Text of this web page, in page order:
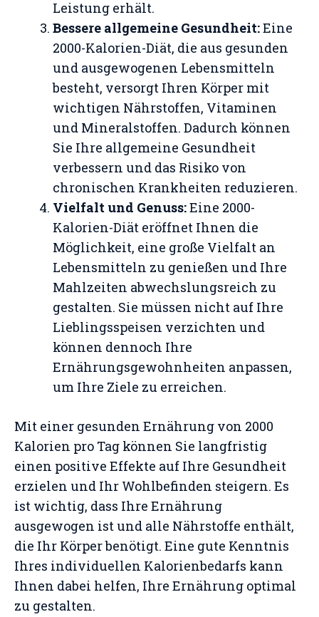
Leistung erhält.
Bessere allgemeine Gesundheit:Eine
2000-Kalorien-Diät, die aus gesunden
und ausgewogenen Lebensmitteln
besteht, versorgt Ihren Körper mit
wichtigen Nährstoffen, Vitaminen
und Mineralstoffen. Dadurch können
Sie Ihre allgemeine Gesundheit
verbessern und das Risiko von
chronischen Krankheiten reduzieren.
Vielfalt und Genuss:Eine 2000-
Kalorien-Diät eröffnet Ihnen die
Möglichkeit, eine große Vielfalt an
Lebensmitteln zu genießen und Ihre
Mahlzeiten abwechslungsreich zu
gestalten. Sie müssen nicht auf Ihre
Lieblingsspeisen verzichten und
können dennoch Ihre
Ernährungsgewohnheiten anpassen,
um Ihre Ziele zu erreichen.
Mit einer gesunden Ernährung von 2000
Kalorien pro Tag können Sie langfristig
einen positive Effekte auf Ihre Gesundheit
erzielen und Ihr Wohlbefinden steigern. Es
ist wichtig, dass Ihre Ernährung
ausgewogen ist und alle Nährstoffe enthält,
die Ihr Körper benötigt. Eine gute Kenntnis
Ihres individuellen Kalorienbedarfs kann
Ihnen dabei helfen, Ihre Ernährung optimal
zu gestalten.